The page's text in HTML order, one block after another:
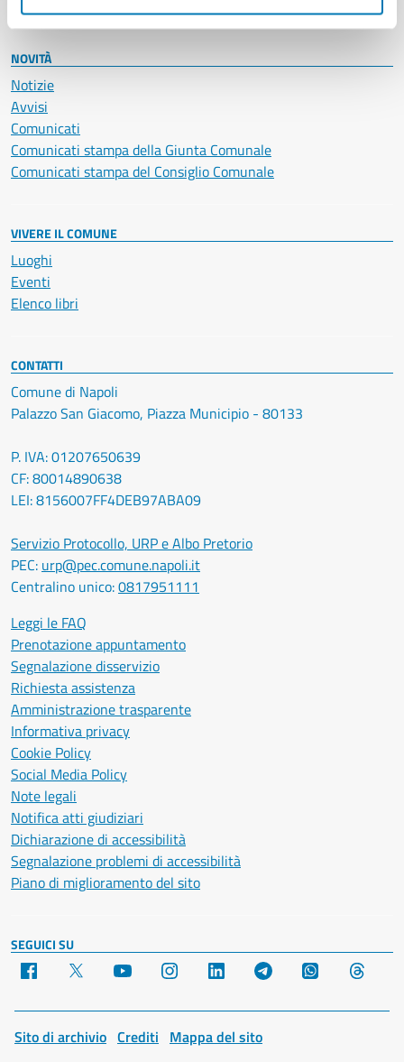
NOVITÀ
Notizie
Avvisi
Comunicati
Comunicati stampa della Giunta Comunale
Comunicati stampa del Consiglio Comunale
VIVERE IL COMUNE
Luoghi
Eventi
Elenco libri
CONTATTI
Comune di Napoli
Palazzo San Giacomo, Piazza Municipio - 80133
P. IVA: 01207650639
CF: 80014890638
LEI: 8156007FF4DEB97ABA09
Servizio Protocollo, URP e Albo Pretorio
PEC: urp@pec.comune.napoli.it
Centralino unico:0817951111
Leggi le FAQ
Prenotazione appuntamento
Segnalazione disservizio
Richiesta assistenza
Amministrazione trasparente
Informativa privacy
Cookie Policy
Social Media Policy
Note legali
Notifica atti giudiziari
Dichiarazione di accessibilità
Segnalazione problemi di accessibilità
Piano di miglioramento del sito
SEGUICI SU
Facebook YouTube Instagram LinkedIn Telegram WhatsApp
Sito di archivio Crediti Mappa del sito